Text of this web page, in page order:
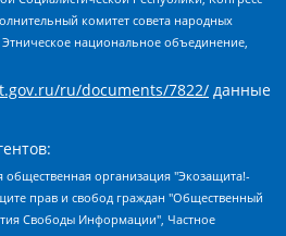
комитет совета народных
Этническое национальное объединение,
ru/documents/7822/ данные
24.02.2020), Великовский Дмитрий Александрович, Долинина Ирина Николаевна, Мароховская Алеся Алексеевна, Шлейнов Роман Юрьевич, Шмагун Олеся Валентиновна, Общество с ограниченной ответственностью "Альтаир 2021", Общество с ограниченной ответственностью "Вега 2021", Общество с ограниченной ответственностью "Главный редактор 2021", Общество с ограниченной ответственностью "Ромашки монолит", Важенков Артем Валерьевич, Ивановская областная общественная организация "Центр гендерных исследований", Гурман Юрий Альбертович, Медиапроект "ОВД-Инфо", Егоров Владимир Владимирович, Жилинский Владимир Александрович, Общество с ограниченной ответственностью "ЗП", Иванова София Юрьевна, Карезина Инна Павловна, Кильтау Екатерина Викторовна, Петров Алексей Викторович, Пискунов Сергей Евгеньевич, Смирнов Сергей Сергеевич, Тихонов Михаил Сергеевич, Общество с ограниченной ответственностью "ЖУРНАЛИСТ-ИНОСТРАННЫЙ АГЕНТ", Арапова Галина Юрьевна, Вольтская Татьяна Анатольевна, Американская компания "Mason G.E.S. Anonymous Foundation" (США), являющаяся владельцем интернет-издания https://mnews.world/, Компания "Stichting Bellingcat", зарегистрированная в Нидерландах (дата регистрации 11.07.2018), Захаров Андрей Вячеславович, Клепиковская Екатерина Дмитриевна, Общество с ограниченной ответственностью "МЕМО", Перл Роман Александрович, Симонов Евгений Алексеевич, Соловьева Елена Анатольевна, Сотников Даниил Владимирович, Сурначева Елизавета Дмитриевна, Автономная некоммерческая организация по защите прав человека и информированию населения "Якутия – Наше Мнение", Общество с ограниченной ответственностью "Москоу диджитал медиа", с 26.01.2023 Общество с ограниченной ответственностью "Чайка Белые сады", Ветошкина Валерия Валерьевна, Заговора Максим Александрович, Межрегиональное общественное движение "Российская ЛГБТ - сеть", Оленичев Максим Владимирович, Павлов Иван Юрьевич, Скворцова Елена Сергеевна, Общество с ограниченной ответственностью "Как бы инагент", Кочетков Игорь Викторович, Общество с ограниченной ответственностью "Честные выборы", Еланчик Олег Александрович, Общество с ограниченной ответственностью "Нобелевский призыв", Гималова Регина Эмилевна, Григорьев Андрей Валерьевич, Григорьева Алина Александровна, Ассоциация по содействию защите прав призывников, альтернативнослужащих и военнослужащих "Правозащитная группа "Гражданин.Армия.Право", Хисамова Регина Фаритовна, Автономная некоммерческая организация по реализации социально-правовых программ "Лилит", Дальневосточное общественное движение "Маяк", Санкт-Петербургская ЛГБТ-инициативная группа "Выход", Инициативная группа ЛГБТ+ "Реверс", Алексеев Андрей Викторович, Бекбулатова Таисия Львовна, Беляев Иван Михайлович, Владыкина Елена Сергеевна, Гельман Марат Александрович, Никульшина Вероника Юрьевна, Толоконникова Надежда Андреевна, Шендерович Виктор Анатольевич, Общество с ограниченной ответственностью "Данное сообщение", Общество с ограниченной ответственностью Издательский дом "Новая глава", Айнбиндер Александра Александровна, Московский комьюнити-центр для ЛГБТ+инициатив, Благотворительный фонд развития филантропии, Deutsche Welle (Германия, Kurt-Schumacher-Strasse 3, 53113 Bonn), Борзунова Мария Михайловна, Воробьев Виктор Викторович, Голубева Анна Львовна, Константинова Алла Михайловна, Малкова Ирина Владимировна, Мурадов Мурад Абдулгалимович, Осетинская Елизавета Николаевна, Понасенков Евгений Николаевич, Ганапольский Матвей Юрьевич, Киселев Евгений Алексеевич, Борухович Ирина Григорьевна, Дремин Иван Тимофеевич, Дубровский Дмитрий Викторович, Красноярская региональная общественная организация поддержки и развития альтернативных образовательных технологий и межкультурных коммуникаций "ИНТЕРРА", Маяковская Екатерина Алексеевна, Фейгин Марк Захарович, Филимонов Андрей Викторович, Дзугкоева Регина Николаевна, Доброхотов Роман Александрович, Дудь Юрий Александрович, Елкин Сергей Владимирович, Кругликов Кирилл Игоревич, Сабунаева Мария Леонидовна, Семенов Алексей Владимирович, Шаинян Карен Багратович, Шульман Екатерина Михайловна, Асафьев Артур Валерьевич, Вахштайн Виктор Семенович, Венедиктов Алексей Алексеевич, Лушникова Екатерина Евгеньевна, Волков Леонид Михайлович, Невзоров Александр Глебович, Пархоменко Сергей Борисович, Сироткин Ярослав Николаевич, Кара-Мурза Владимир Владимирович, Баранова Наталья Владимировна, Гозман Леонид Яковлевич, Кагарлицкий Борис Юльевич, Климарев Михаил Валерьевич, Милов Владимир Станиславович, Автономная некоммерческая организация Краснодарский центр современного искусства "Типография", Моргенштерн Алишер Тагирович, Соболь Любовь Эдуардовна, Общество с ограниченной ответственностью "ЛИЗА НОРМ", Каспаров Гарри Кимович, Ходорковский Михаил Борисович, Общество с ограниченной ответственностью "Апрельские тезисы", Данилович Ирина Брониславовна, Кашин Олег Владимирович, Петров Николай Владимирович, Пивоваров Алексей Владимирович, Соколов Михаил Владимирович, Цветкова Юлия Владимировна, Чичваркин Евгений Александрович, Комитет против пыток/Команда против пыток, Общество с ограниченной ответственностью "Первый научный", Общество с ограниченной ответственностью "Вертолет и ко", Белоцерковская Вероника Борисовна, Кац Максим Евгеньевич, Лазарева Татьяна Юрьевна, Шаведдинов Руслан Табризович, Яшин Илья Валерьевич, Общество с ограниченной ответственностью "Иноагент ААВ", Алешковский Дмитрий Петрович, Альбац Евгения Марковна, Быков Дмитрий Львович, Галямина Юлия Евгеньевна, Лойко Сергей Леонидович, Мартынов Кирилл Константинович, Медведев Сергей Александрович, Крашенинников Федор Геннадиевич, Гордеева Катерина Вл